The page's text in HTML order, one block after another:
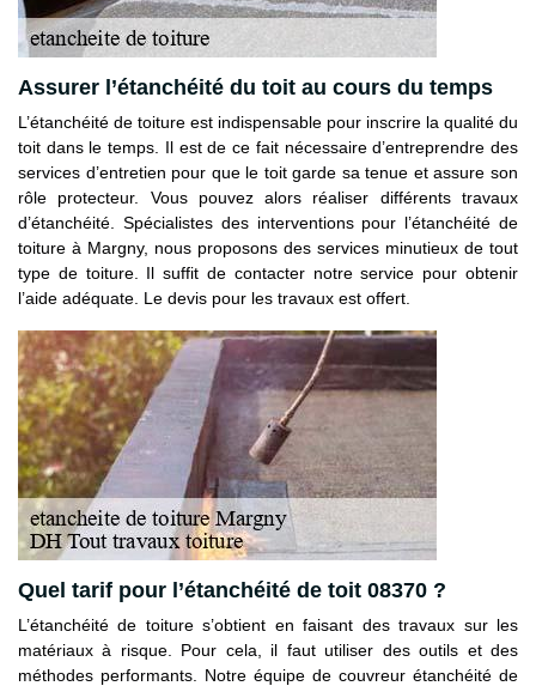
Assurer l’étanchéité du toit au cours du temps
L’étanchéité de toiture est indispensable pour inscrire la qualité du
toit dans le temps. Il est de ce fait nécessaire d’entreprendre des
services d’entretien pour que le toit garde sa tenue et assure son
rôle protecteur. Vous pouvez alors réaliser différents travaux
d’étanchéité. Spécialistes des interventions pour l’étanchéité de
toiture à Margny, nous proposons des services minutieux de tout
type de toiture. Il suffit de contacter notre service pour obtenir
l’aide adéquate. Le devis pour les travaux est offert.
Quel tarif pour l’étanchéité de toit 08370 ?
L’étanchéité de toiture s’obtient en faisant des travaux sur les
matériaux à risque. Pour cela, il faut utiliser des outils et des
méthodes performants. Notre équipe de couvreur étanchéité de